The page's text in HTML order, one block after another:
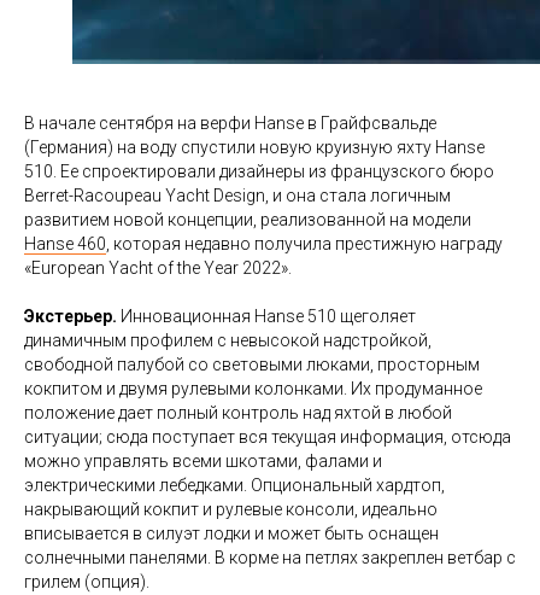
В начале сентября на верфи Hanse в Грайфсвальде
(Германия) на воду спустили новую круизную яхту Hanse
510. Ее спроектировали дизайнеры из французского бюро
Berret-Racoupeau Yacht Design, и она стала логичным
развитием новой концепции, реализованной на модели
Hanse 460 , которая недавно получила престижную награду
«European Yacht of the Year 2022».
Экстерьер. Инновационная Hanse 510 щеголяет
динамичным профилем с невысокой надстройкой,
свободной палубой со световыми люками, просторным
кокпитом и двумя рулевыми колонками. Их продуманное
положение дает полный контроль над яхтой в любой
ситуации; сюда поступает вся текущая информация, отсюда
можно управлять всеми шкотами, фалами и
электрическими лебедками. Опциональный хардтоп,
накрывающий кокпит и рулевые консоли, идеально
вписывается в силуэт лодки и может быть оснащен
солнечными панелями. В корме на петлях закреплен ветбар с
грилем (опция).